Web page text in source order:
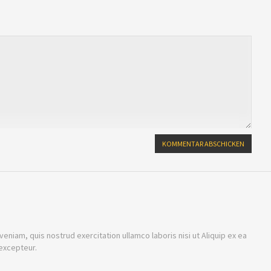
quis nostrud exercitation ullamco laboris nisi ut Aliquip ex ea